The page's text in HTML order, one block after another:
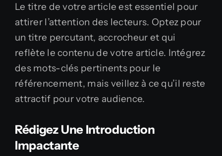
Le titre de votre article est essentiel pour
attirer l’attention des lecteurs. Optez pour
un titre percutant, accrocheur et qui
reflète le contenu de votre article. Intégrez
des mots-clés pertinents pour le
référencement, mais veillez à ce qu’il reste
attractif pour votre audience.
Rédigez Une Introduction
Impactante